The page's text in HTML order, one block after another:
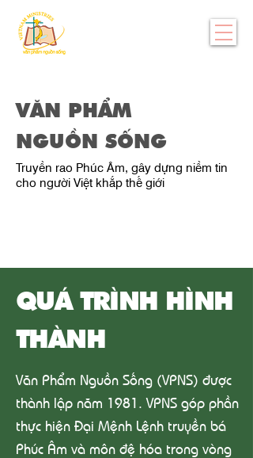
VĂN PHẨM
NGUỒN SỐNG
Truyền rao Phúc Âm, gây dựng niềm tin
cho người Việt khắp thế giới
QUÁ TRÌNH HÌNH
THÀNH
Văn Phẩm Nguồn Sống (VPNS) được
thành lập năm 1981. VPNS góp phần
thực hiện Đại Mệnh Lệnh truyền bá
Phúc Âm và môn đệ hóa trong vòng